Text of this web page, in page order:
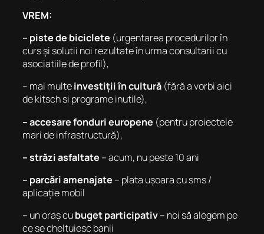
VREM:
– piste de biciclete (urgentarea procedurilor în
curs și solutii noi rezultate în urma consultarii cu
asociatiile de profil),
– mai multeinvestiții în cultură (fără a vorbi aici
de kitsch si programe inutile),
– accesare fonduri europene (pentru proiectele
mari de infrastructură),
– străzi asfaltate – acum, nu peste 10 ani
– parcări amenajate – plata ușoara cu sms /
aplicație mobil
– un oraș cubuget participativ– noi să alegem pe
ce se cheltuiesc banii